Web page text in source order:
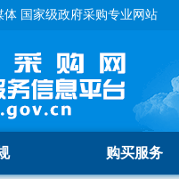
国家级政府采购专业网站
购买服务